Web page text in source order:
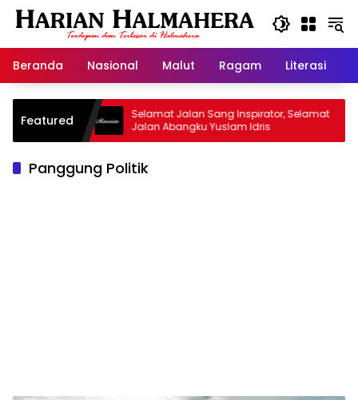
Langsung
Beranda
Nasional Malut Ragam Literasi
Featured
Selamat Jalan Sang Inspirator, Selamat
Jalan Abangku Yuslam Idris
Panggung Politik